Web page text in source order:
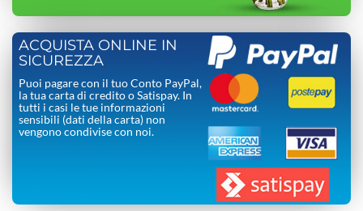
ACQUISTA ONLINE IN
SICUREZZA
Puoi pagare con il tuo Conto PayPal,
la tua carta di credito o Satispay. In
tutti i casi le tue informazioni
sensibili (dati della carta) non
vengono condivise con noi.